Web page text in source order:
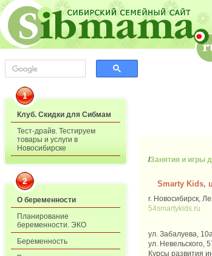
1
Клуб. Скидки для Сибмам
Тест-драйв. Тестируем
товары и услуги в
Новосибирске
2
О беременности
Планирование
беременности. ЭКО
Беременность
/Занятия и игры
Smarty Kids,
г. Новосибирск,
54smartykids.ru
ул. Забалуева,
ул. Невельского,
Курсы развития